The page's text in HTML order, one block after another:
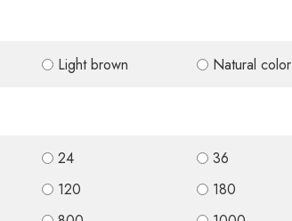
Light brown Natural color
24 36
120 180